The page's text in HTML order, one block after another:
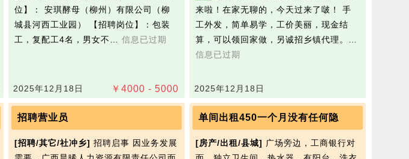
位】： 安琪‭酵母（柳州）有限公司（柳
城县河西工业园） 【招聘岗位】：包装
工，复配工4名，男女不… 信息已过期
￥ 4000 - 5000
2025年12月18日
来啦！在家无聊的，今天过来了啵！ 手
工外发，简单易学，工价美丽，现金结
算，可以领回家做，另诚招乡镇代理。…
信息已过期
2025年12月18日
招聘营业员
[招聘/其它/社冲乡] 招聘启事 因业务发展
单间出租450一个月没有任何隐
[房产/出租/县城] 广场旁边，工商银行对